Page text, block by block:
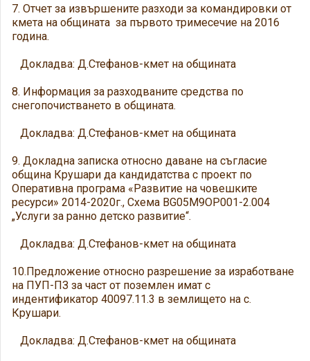
7. Отчет за извършените разходи за командировки от
кмета на общината за първото тримесечие на 2016
година.
Докладва: Д.Стефанов-кмет на общината
8. Информация за разходваните средства по
снегопочистването в общината.
Докладва: Д.Стефанов-кмет на общината
9. Докладна записка относно даване на съгласие
община Крушари да кандидатства с проект по
Оперативна програма «Развитие на човешките
ресурси» 2014-2020г., Схема BG05M9OP001-2.004
„Услуги за ранно детско развитие“.
Докладва: Д.Стефанов-кмет на общината
10.Предложение относно разрешение за изработване
на ПУП-ПЗ за част от поземлен имат с
индентификатор 40097.11.3 в землището на с.
Крушари.
Докладва: Д.Стефанов-кмет на общината